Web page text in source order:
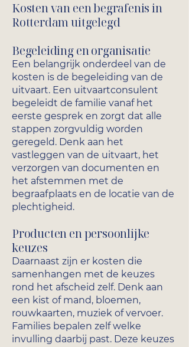
Kosten van een begrafenis in
Rotterdam uitgelegd
Begeleiding en organisatie
Een belangrijk onderdeel van de
kosten is de begeleiding van de
uitvaart. Een uitvaartconsulent
begeleidt de familie vanaf het
eerste gesprek en zorgt dat alle
stappen zorgvuldig worden
geregeld. Denk aan het
vastleggen van de uitvaart, het
verzorgen van documenten en
het afstemmen met de
begraafplaats en de locatie van de
plechtigheid.
Producten en persoonlijke
keuzes
Daarnaast zijn er kosten die
samenhangen met de keuzes
rond het afscheid zelf. Denk aan
een kist of mand, bloemen,
rouwkaarten, muziek of vervoer.
Families bepalen zelf welke
invulling daarbij past. Deze keuzes